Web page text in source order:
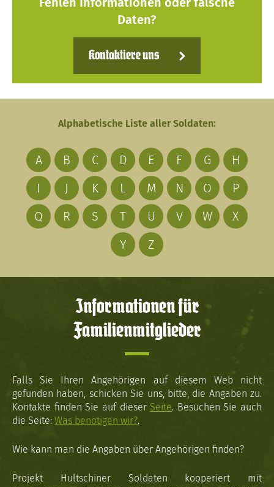
Daten?
Kontaktiere uns
Alphabetische Liste aller Soldaten:
A B C D E F G
H
I
J K L M N O
P
Q
R S T U V W
X
Y
Z
Informationen für
Familienmitglieder
Falls Sie Ihren Angehörigen auf diesem Web nicht
gefunden haben, schicken Sie uns, bitte, die Angaben zu.
Kontakte finden Sie auf dieser Seite. Besuchen Sie auch
die Seite: Was benötigen wir?.
Wie kann man die Angaben über Angehörigen finden?
Projekt Hultschiner Soldaten kooperiert mit